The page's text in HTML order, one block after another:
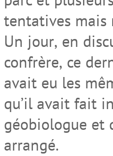
tentatives mais
Un jour, en
confrère, ce
avait eu les
qu’il avait fait
géobiologue et
arrangé.